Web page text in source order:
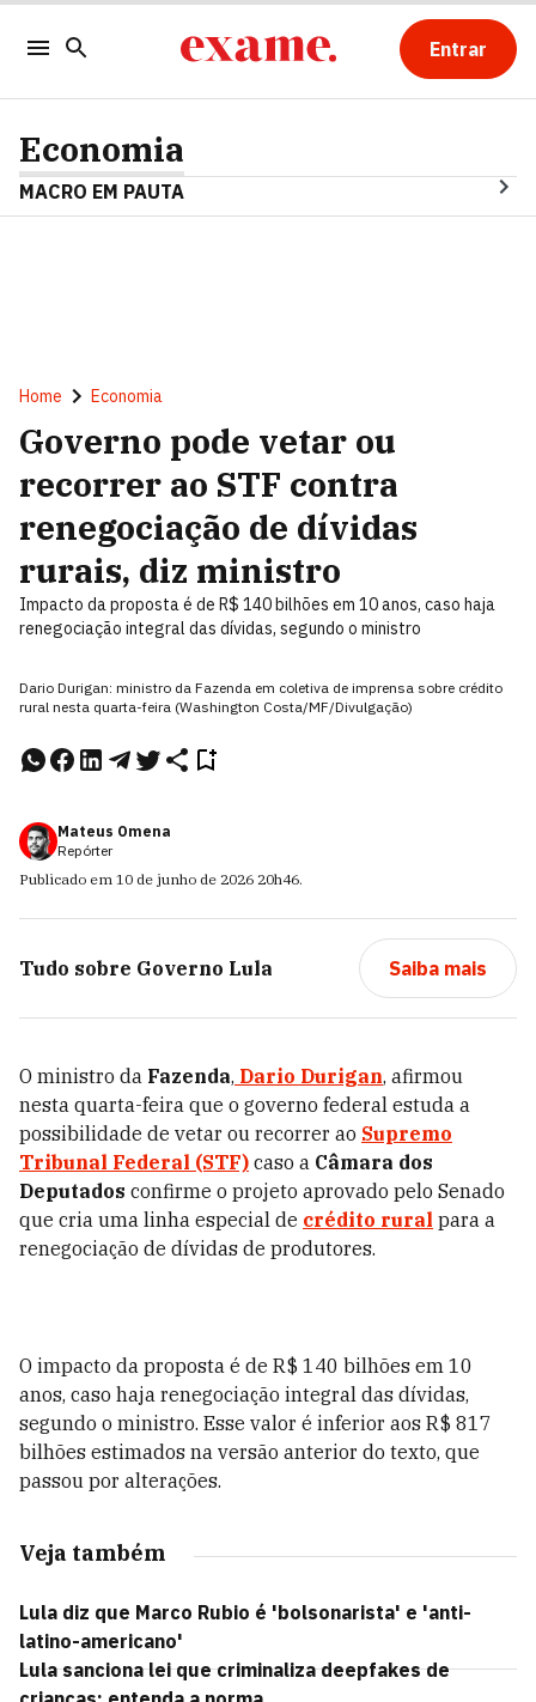
Entrar
Economia
MACRO EM PAUTA
Home Economia
Governo pode vetar ou
recorrer ao STF contra
renegociação de dívidas
rurais, diz ministro
Impacto da proposta é de R$ 140 bilhões em 10 anos, caso haja
renegociação integral das dívidas, segundo o ministro
Dario Durigan: ministro da Fazenda em coletiva de imprensa sobre crédito
rural nesta quarta-feira (Washington Costa/MF/Divulgação)
Mateus Omena
Repórter
Publicado em 10 de junho de 2026 20h46.
Tudo sobre Governo Lula Saiba mais
O ministro da Fazenda, Dario Durigan, afirmou
nesta quarta-feira que o governo federal estuda a
possibilidade de vetar ou recorrer ao Supremo
Tribunal Federal (STF) caso a Câmara dos
Deputados confirme o projeto aprovado pelo Senado
que cria uma linha especial de crédito rural para a
renegociação de dívidas de produtores.
O impacto da proposta é de R$ 140 bilhões em 10
anos, caso haja renegociação integral das dívidas,
segundo o ministro. Esse valor é inferior aos R$ 817
bilhões estimados na versão anterior do texto, que
passou por alterações.
Veja também
Lula diz que Marco Rubio é 'bolsonarista' e 'anti-
latino-americano'
Lula sanciona lei que criminaliza deepfakes de